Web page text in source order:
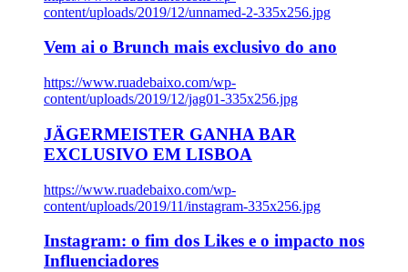
content/uploads/2019/12/unnamed-2-335x256.jpg
Vem ai o Brunch mais exclusivo do ano
https://www.ruadebaixo.com/wp-
content/uploads/2019/12/jag01-335x256.jpg
JÄGERMEISTER GANHA BAR
EXCLUSIVO EM LISBOA
https://www.ruadebaixo.com/wp-
content/uploads/2019/11/instagram-335x256.jpg
Instagram: o fim dos Likes e o impacto nos
Influenciadores